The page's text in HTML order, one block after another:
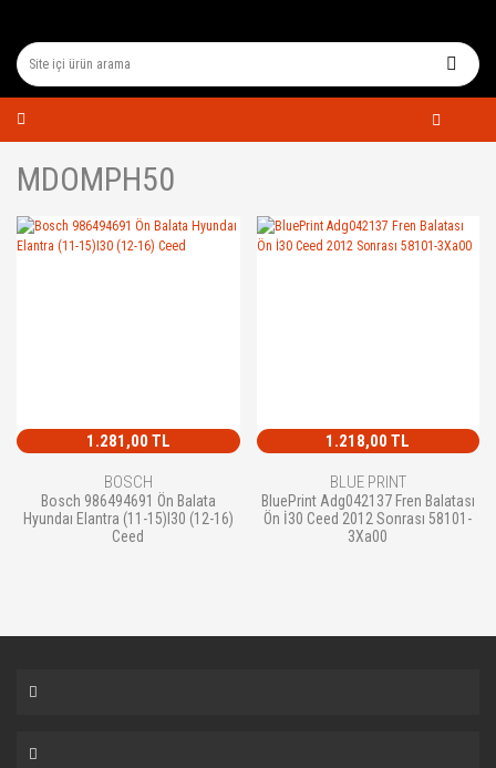
MDOMPH50
1.281,00 TL
BOSCH
Bosch 986494691 Ön Balata
Hyundaı Elantra (11-15)I30 (12-16)
Ceed
1.218,00 TL
BLUE PRINT
BluePrint Adg042137 Fren Balatası
Ön İ30 Ceed 2012 Sonrası 58101-
3Xa00